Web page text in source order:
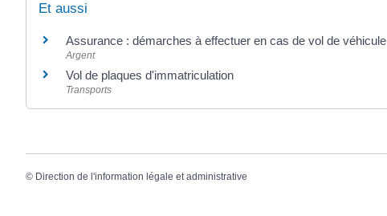
Et aussi
Assurance : démarches à effectuer en cas de vol de véhicule
Argent
Vol de plaques d'immatriculation
Transports
© Direction de l'information légale et administrative